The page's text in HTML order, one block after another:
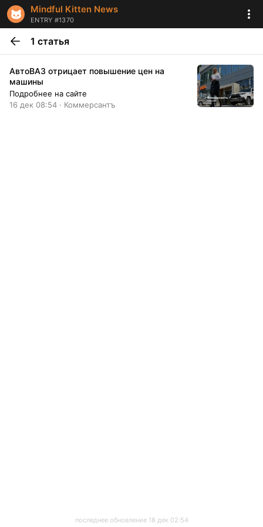
Mindful Kitten News
ENTRY #1370
1 статья
АвтоВАЗ отрицает повышение цен на
машины
Подробнее на сайте
16 дек 08:54 · Коммерсантъ
последнее обновление 18 дек 02:54